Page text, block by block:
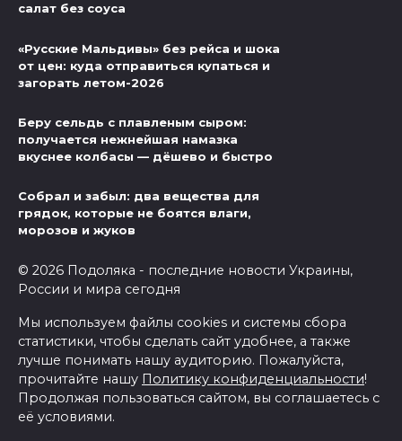
салат без соуса
«Русские Мальдивы» без рейса и шока
от цен: куда отправиться купаться и
загорать летом-2026
Беру сельдь с плавленым сыром:
получается нежнейшая намазка
вкуснее колбасы — дёшево и быстро
Собрал и забыл: два вещества для
грядок, которые не боятся влаги,
морозов и жуков
© 2026 Подоляка - последние новости Украины,
России и мира сегодня
Мы используем файлы cookies и системы сбора
статистики, чтобы сделать сайт удобнее, а также
лучше понимать нашу аудиторию. Пожалуйста,
прочитайте нашу Политику конфиденциальности!
Продолжая пользоваться сайтом, вы соглашаетесь с
её условиями.